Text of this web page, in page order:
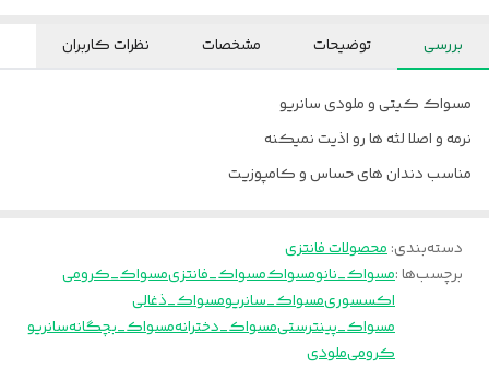
بررسی توضیحات مشخصات نظرات کاربران
مسواك كيتى و ملودى سانريو
نرمه و اصلا لثه ها رو اذيت نميكنه
مناسب دندان هاى حساس و كامپوزيت
دسته‌بندی:محصولات فانتزی
برچسب‌ها :مسواک_نانومسواکمسواک_فانتزیمسواک_کرومی
اکسسوریمسواک_سانریومسواک_ذغالی
مسواک_پینترستیمسواک_دخترانهمسواک_بچگانهسانریو
کرومیملودی